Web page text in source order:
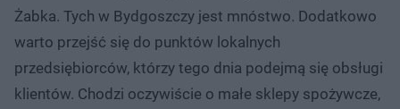
Żabka. Tych w Bydgoszczy jest mnóstwo. Dodatkowo
warto przejść się do punktów lokalnych
przedsiębiorców, którzy tego dnia podejmą się obsługi
klientów. Chodzi oczywiście o małe sklepy spożywcze,